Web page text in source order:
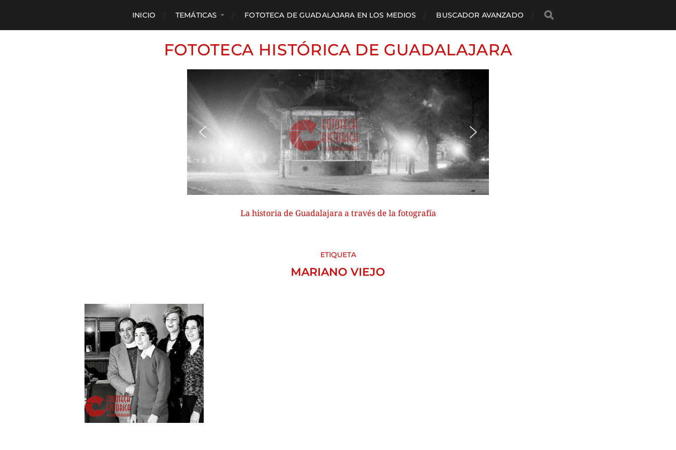
INICIO TEMÁTICAS FOTOTECA DE GUADALAJARA EN LOS MEDIOS BUSCADOR AVANZADO
FOTOTECA HISTÓRICA DE GUADALAJARA
La historia de Guadalajara a través de la fotografía
ETIQUETA
MARIANO VIEJO